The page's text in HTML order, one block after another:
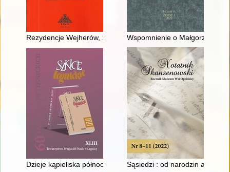
Rezydencje Wejherów, Sobieskich i Przebendowskich w
Wspomnienie o Małgorzacie
Dzieje kąpieliska północnego w LegnicySąsiedzi : od narodzin aż po